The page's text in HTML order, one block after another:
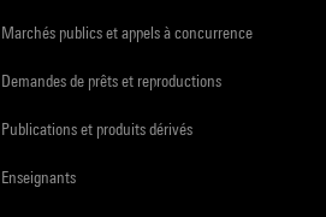
Marchés publics et appels à concurrence
Demandes de prêts et reproductions
Publications et produits dérivés
Enseignants